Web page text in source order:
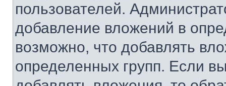
пользователей.
добавление вложений в
возможно, что добавлять
определенных групп. Если